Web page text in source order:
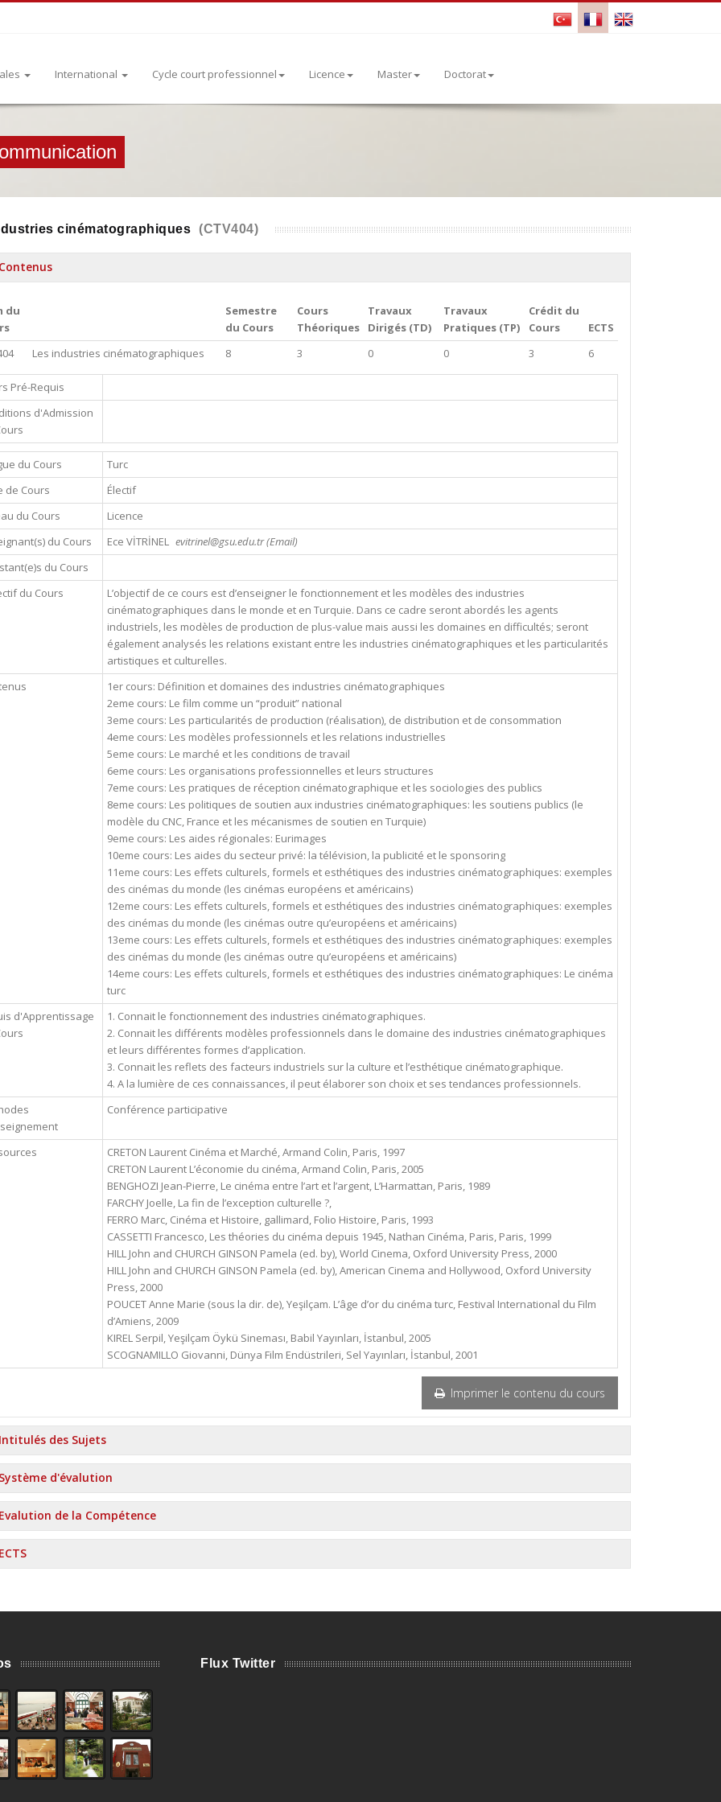
International Cycle court professionnel Licence Master Doctorat
cinématographiques (CTV404)
Contenus
du
Semestre
du Cours
Cours
Théoriques
Travaux
Dirigés (TD)
Travaux
Pratiques (TP)
Crédit du
Cours
ECTS
Les industries cinématographiques 8 3 0 0 3 6
Pré-Requis
d'Admission
du Cours
Turc
de Cours
Électif
du Cours
Licence
du Cours
Ece VİTRİNEL evitrinel@gsu.edu.tr (Email)
du Cours
du Cours
L’objectif de ce cours est d’enseigner le fonctionnement et les modèles des industries
cinématographiques dans le monde et en Turquie. Dans ce cadre seront abordés les agents
industriels, les modèles de production de plus-value mais aussi les domaines en difficultés; seront
également analysés les relations existant entre les industries cinématographiques et les particularités
artistiques et culturelles.
1er cours: Définition et domaines des industries cinématographiques
2eme cours: Le film comme un “produit” national
3eme cours: Les particularités de production (réalisation), de distribution et de consommation
4eme cours: Les modèles professionnels et les relations industrielles
5eme cours: Le marché et les conditions de travail
6eme cours: Les organisations professionnelles et leurs structures
7eme cours: Les pratiques de réception cinématographique et les sociologies des publics
8eme cours: Les politiques de soutien aux industries cinématographiques: les soutiens publics (le
modèle du CNC, France et les mécanismes de soutien en Turquie)
9eme cours: Les aides régionales: Eurimages
10eme cours: Les aides du secteur privé: la télévision, la publicité et le sponsoring
11eme cours: Les effets culturels, formels et esthétiques des industries cinématographiques: exemples
des cinémas du monde (les cinémas européens et américains)
12eme cours: Les effets culturels, formels et esthétiques des industries cinématographiques: exemples
des cinémas du monde (les cinémas outre qu’européens et américains)
13eme cours: Les effets culturels, formels et esthétiques des industries cinématographiques: exemples
des cinémas du monde (les cinémas outre qu’européens et américains)
14eme cours: Les effets culturels, formels et esthétiques des industries cinématographiques: Le cinéma
turc
d'Apprentissage
1. Connait le fonctionnement des industries cinématographiques.
2. Connait les différents modèles professionnels dans le domaine des industries cinématographiques
et leurs différentes formes d’application.
3. Connait les reflets des facteurs industriels sur la culture et l’esthétique cinématographique.
4. A la lumière de ces connaissances, il peut élaborer son choix et ses tendances professionnels.
Conférence participative
CRETON Laurent Cinéma et Marché, Armand Colin, Paris, 1997
CRETON Laurent L’économie du cinéma, Armand Colin, Paris, 2005
BENGHOZI Jean-Pierre, Le cinéma entre l’art et l’argent, L’Harmattan, Paris, 1989
FARCHY Joelle, La fin de l’exception culturelle ?,
FERRO Marc, Cinéma et Histoire, gallimard, Folio Histoire, Paris, 1993
CASSETTI Francesco, Les théories du cinéma depuis 1945, Nathan Cinéma, Paris, Paris, 1999
HILL John and CHURCH GINSON Pamela (ed. by), World Cinema, Oxford University Press, 2000
HILL John and CHURCH GINSON Pamela (ed. by), American Cinema and Hollywood, Oxford University
Press, 2000
POUCET Anne Marie (sous la dir. de), Yeşilçam. L’âge d’or du cinéma turc, Festival International du Film
d’Amiens, 2009
KIREL Serpil, Yeşilçam Öykü Sineması, Babil Yayınları, İstanbul, 2005
SCOGNAMILLO Giovanni, Dünya Film Endüstrileri, Sel Yayınları, İstanbul, 2001
Imprimer le contenu du cours
Intitulés des Sujets
Système d'évalution
Evalution de la Compétence
ECTS
Flux Twitter